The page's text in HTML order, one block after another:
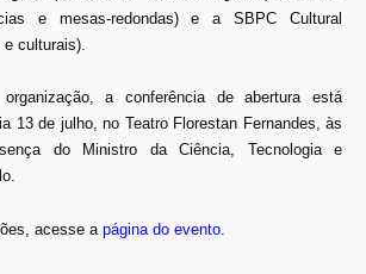
e mesas-redondas) e a SBPC Cultural
culturais).
a conferência de abertura está
13 de julho, no Teatro Florestan Fernandes, às
do Ministro da Ciência, Tecnologia e
acesse a página do evento